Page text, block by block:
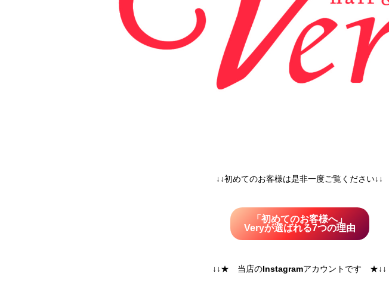
↓↓初めてのお客様は是非一度ご覧ください↓↓
「初めてのお客様へ」
Veryが選ばれる7つの理由
↓↓★ 当店のInstagramアカウントです ★↓↓